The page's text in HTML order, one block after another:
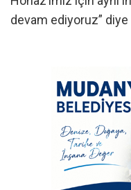
devam ediyoruz”